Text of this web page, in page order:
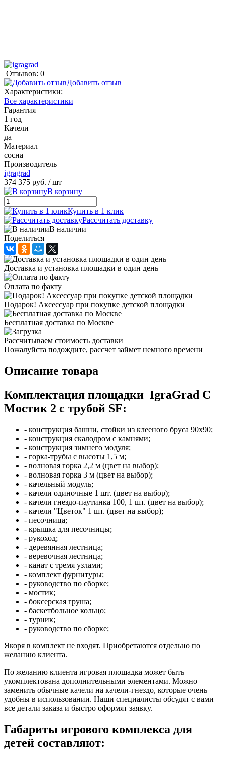
Отзывов: 0
Добавить отзыв
Характеристики:
Все характеристики
Гарантия
1 год
Качели
да
Материал
сосна
Производитель
igragrad
374 375 руб. / шт
В корзину
Купить в 1 клик
Рассчитать доставку
В наличии
Поделиться
Доставка и установка площадки в один день
Оплата по факту
Подарок! Аксессуар при покупке детской площадки
Бесплатная доставка по Москве
Рассчитываем стоимость доставки
Пожалуйста подождите, рассчет займет немного времени
Описание товара
Комплектация площадки IgraGrad С
Мостик 2 с трубой SF:
- конструкция башни, стойки из клееного бруса 90х90;
- конструкция скалодром с камнями;
- конструкция зимнего модуля;
- горка-трубы с высоты 1,5 м;
- волновая горка 2,2 м (цвет на выбор);
- волновая горка 3 м (цвет на выбор);
- качельный модуль;
- качели одиночные 1 шт. (цвет на выбор);
- качели гнездо-паутинка 100, 1 шт. (цвет на выбор);
- качели "Цветок" 1 шт. (цвет на выбор);
- песочница;
- крышка для песочницы;
- рукоход;
- деревянная лестница;
- веревочная лестница;
- канат с тремя узлами;
- комплект фурнитуры;
- руководство по сборке;
- мостик;
- боксерская груша;
- баскетбольное кольцо;
- турник;
- руководство по сборке;
Якоря в комплект не входят. Приобретаются отдельно по
желанию клиента.
По желанию клиента игровая площадка может быть
укомплектована дополнительными элементами. Можно
заменить обычные качели на качели-гнездо, которые очень
удобны в использовании. Наши специалисты обсудят с вами
все детали заказа и быстро оформят заявку.
Габариты игрового комплекса для
детей составляют: